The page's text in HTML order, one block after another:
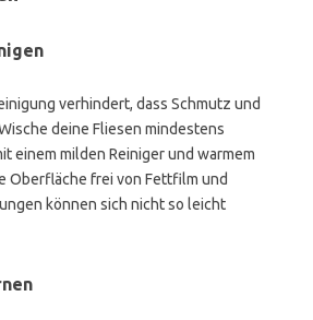
verhindert, dass Schmutz und
deine Fliesen mindestens
einem milden Reiniger und warmem
Oberfläche frei von Fettfilm und
können sich nicht so leicht